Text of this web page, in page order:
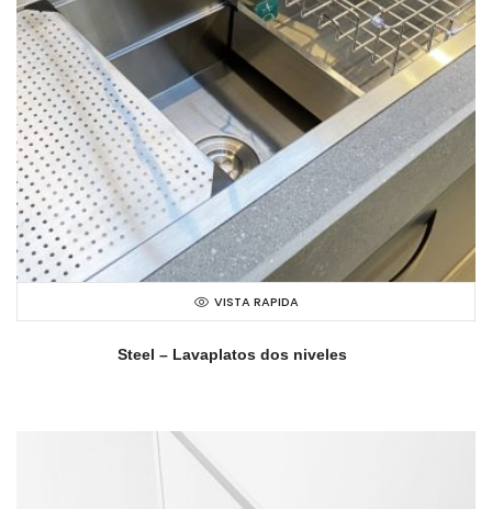
VISTA RAPIDA
Steel – Lavaplatos dos niveles